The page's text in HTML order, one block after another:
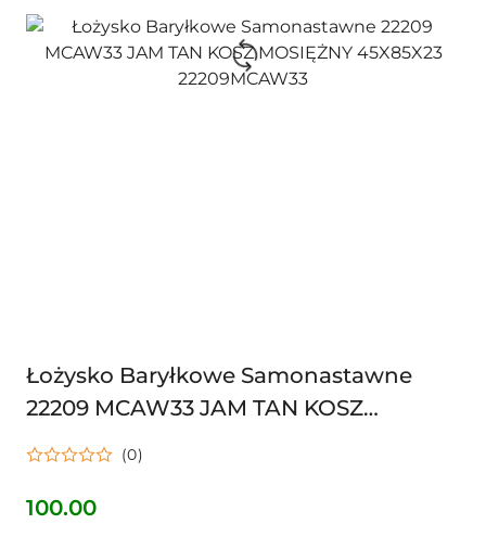
Łożysko Baryłkowe Samonastawne
22209 MCAW33 JAM TAN KOSZ
MOSIĘŻNY 45X85X23 22209MCAW33
(0)
Cena:
100.00